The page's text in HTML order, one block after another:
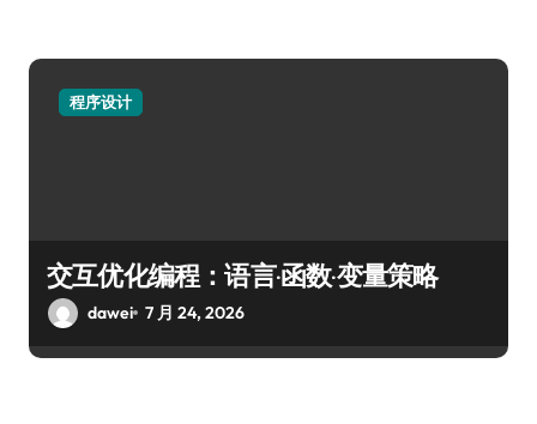
程序设计
交互优化编程：语言·函数·变量策略
dawei 7 月 24, 2026